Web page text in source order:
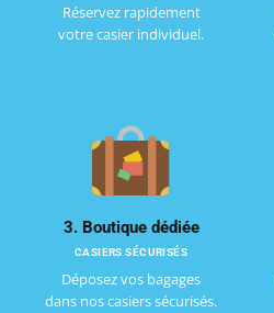
Réservez rapidement
votre casier individuel.
3. Boutique dédiée
CASIERS SÉCURISÉS
Déposez vos bagages
dans nos casiers sécurisés.